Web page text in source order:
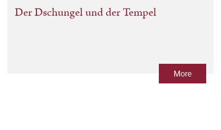
Der Dschungel und der Tempel
More